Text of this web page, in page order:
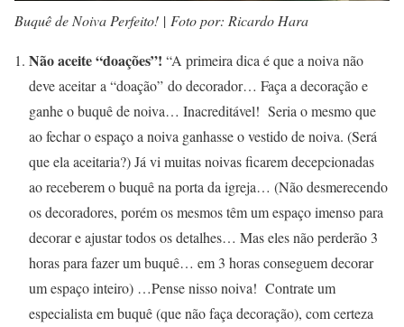
Buquê de Noiva Perfeito! | Foto por: Ricardo Hara
Não aceite “doações”! “A primeira dica é que a noiva não
deve aceitar a “doação” do decorador… Faça a decoração e
ganhe o buquê de noiva… Inacreditável! Seria o mesmo que
ao fechar o espaço a noiva ganhasse o vestido de noiva. (Será
que ela aceitaria?) Já vi muitas noivas ficarem decepcionadas
ao receberem o buquê na porta da igreja… (Não desmerecendo
os decoradores, porém os mesmos têm um espaço imenso para
decorar e ajustar todos os detalhes… Mas eles não perderão 3
horas para fazer um buquê… em 3 horas conseguem decorar
um espaço inteiro) …Pense nisso noiva! Contrate um
especialista em buquê (que não faça decoração), com certeza